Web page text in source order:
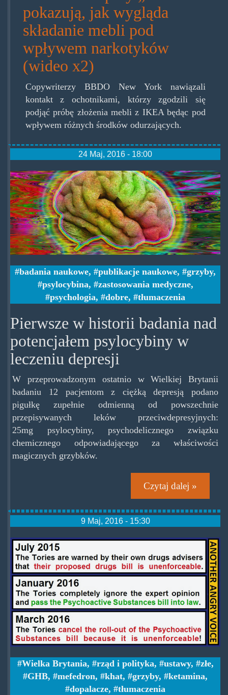
pokazują, jak wygląda
składanie mebli pod
wpływem narkotyków
(wideo x2)
Copywriterzy BBDO New York nawiązali
kontakt z ochotnikami, którzy zgodzili się
podjąć próbę złożenia mebli z IKEA będąc pod
wpływem różnych środków odurzających.
24 Maj, 2016 - 18:00
psilocibindepressiontrial.jpg
badania naukowe, publikacje naukowe, grzyby,
psylocybina, zastosowania medyczne,
psychologia, dobre, tłumaczenia
Pierwsze w historii badania nad
potencjałem psylocybiny w
leczeniu depresji
W przeprowadzonym ostatnio w Wielkiej Brytanii
badaniu 12 pacjentom z ciężką depresją podano
pigułkę zupełnie odmienną od powszechnie
przepisywanych leków przeciwdepresyjnych:
25mg psylocybiny, psychodelicznego związku
chemicznego odpowiadającego za właściwości
magicznych grzybków.
Czytaj dalej »
9 Maj, 2016 - 15:30
Wielka Brytania, rząd i polityka, ustawy, złe,
GHB, mefedron, khat, grzyby, ketamina,
dopalacze, tłumaczenia